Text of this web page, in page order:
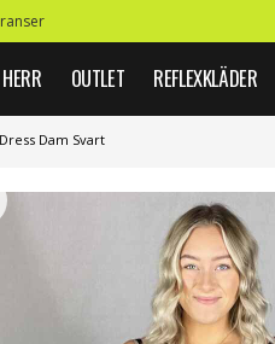
HERR OUTLET REFLEXKLÄDER
Dam Svart